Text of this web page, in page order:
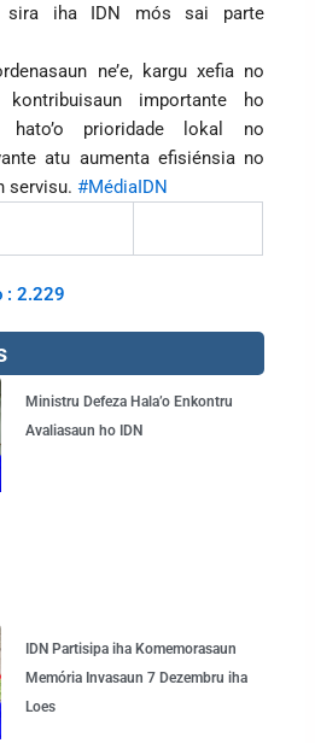
sira iha IDN mós sai parte
ne’e, kargu xefia no
importante ho
hato’o prioridade lokal no
atu aumenta efisiénsia no
servisu.#MédiaIDN
: 2.229
Ministru Defeza Hala’o Enkontru
Avaliasaun ho IDN
IDN Partisipa iha Komemorasaun
Memória Invasaun 7 Dezembru iha
Loes